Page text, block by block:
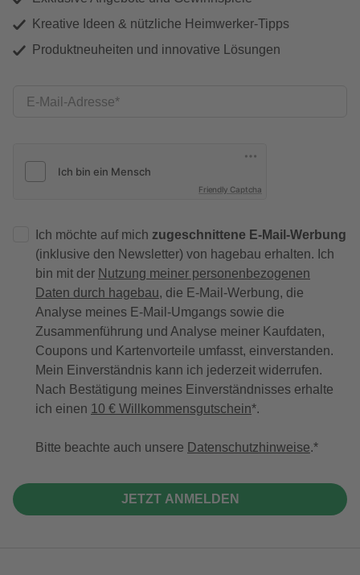
Kreative Ideen & nützliche Heimwerker-Tipps
Produktneuheiten und innovative Lösungen
E-Mail-Adresse
Friendly Captcha
Ich möchte auf mich zugeschnittene E-Mail-Werbung
(inklusive den Newsletter) von hagebau erhalten. Ich
bin mit der Nutzung meiner personenbezogenen
Daten durch hagebau, die E-Mail-Werbung, die
Analyse meines E-Mail-Umgangs sowie die
Zusammenführung und Analyse meiner Kaufdaten,
Coupons und Kartenvorteile umfasst, einverstanden.
Mein Einverständnis kann ich jederzeit widerrufen.
Nach Bestätigung meines Einverständnisses erhalte
ich einen 10 € Willkommensgutschein*.
Bitte beachte auch unsere Datenschutzhinweise.
JETZT ANMELDEN